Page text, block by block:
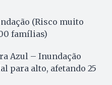
(Risco muito
famílias)
Azul – Inundação
para alto, afetando 25